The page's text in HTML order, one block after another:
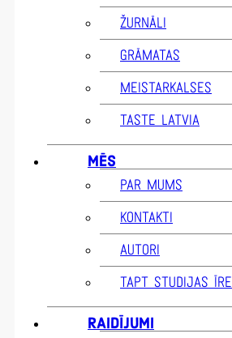
ŽURNĀLI
GRĀMATAS
MEISTARKALSES
TASTE LATVIA
MĒS
PAR MUMS
KONTAKTI
AUTORI
TAPT STUDIJAS ĪRE
RAIDĪJUMI